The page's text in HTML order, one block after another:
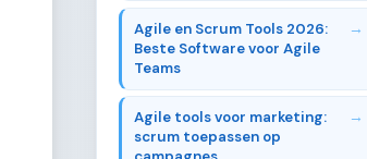
Agile en Scrum Tools 2026:
Beste Software voor Agile
Teams
Agile tools voor marketing:
scrum toepassen op